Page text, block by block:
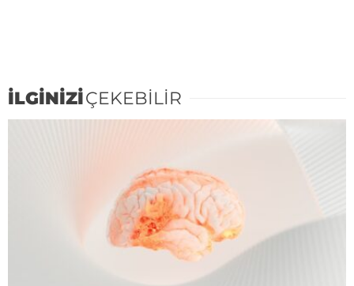
İLGİNİZİÇEKEBİLİR